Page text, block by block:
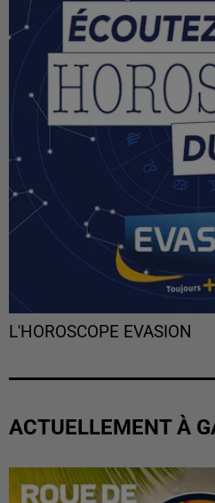
L'HOROSCOPE EVASION
ACTUELLEMENT À